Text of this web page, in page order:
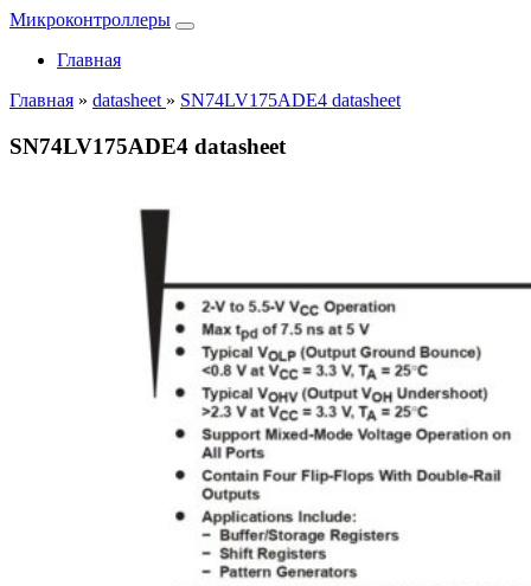
Микроконтроллеры
Главная
Главная » datasheet » SN74LV175ADE4 datasheet
SN74LV175ADE4 datasheet